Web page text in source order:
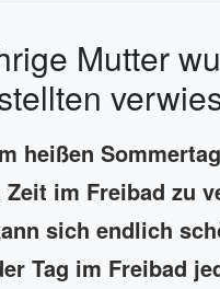
Mutter
heißen
im Freibad zu
sich endlich
Tag im Freibad